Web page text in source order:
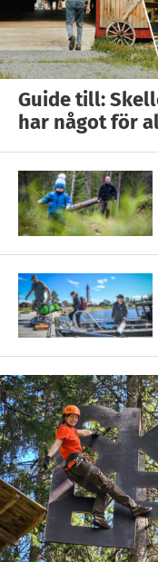
Guide till:
har något för